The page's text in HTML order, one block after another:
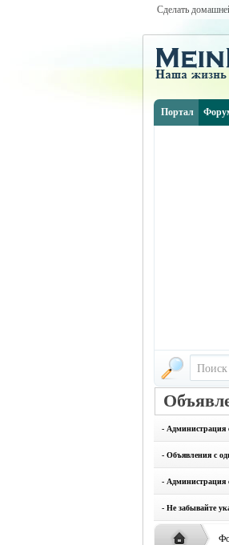
Сделать
Портал
- Администрация
- Объявления с
- Администрация
- Не забывайте